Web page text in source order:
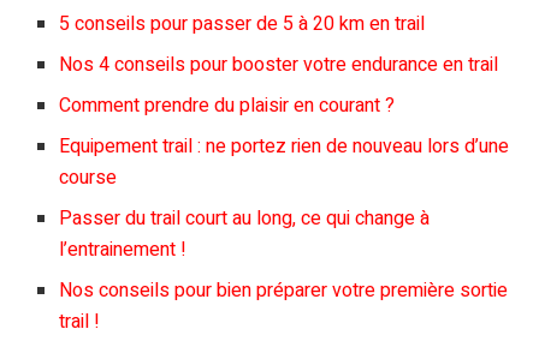
5 conseils pour passer de 5 à 20 km en trail
Nos 4 conseils pour booster votre endurance en trail
Comment prendre du plaisir en courant ?
Equipement trail : ne portez rien de nouveau lors d’une
course
Passer du trail court au long, ce qui change à
l’entrainement !
Nos conseils pour bien préparer votre première sortie
trail !